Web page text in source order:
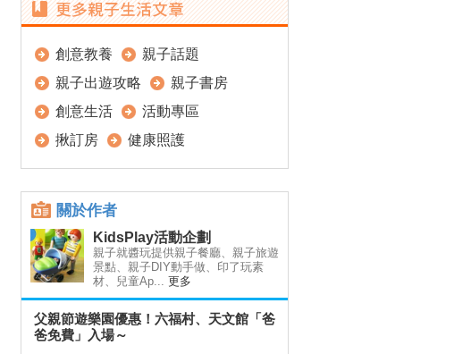
創意教養
親子話題
親子出遊攻略
親子書房
創意生活
活動專區
揪訂房
健康照護
關於作者
KidsPlay活動企劃
親子就醬玩提供親子餐廳、親子旅遊
景點、親子DIY動手做、印了玩素
材、兒童Ap... 更多
父親節遊樂園優惠！六福村、天文館「爸
爸免費」入場～